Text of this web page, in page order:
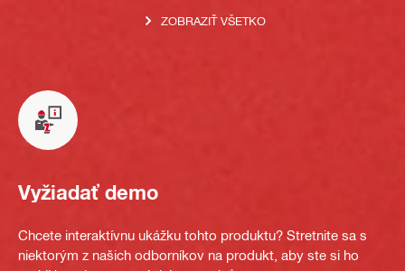
ZOBRAZIŤ VŠETKO
Vyžiadať demo
Chcete interaktívnu ukážku tohto produktu? Stretnite sa s
niektorým z našich odborníkov na produkt, aby ste si ho